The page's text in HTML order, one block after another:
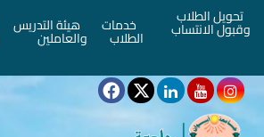
تحويل الطلاب
وقبول الانتساب خدمات
الطلاب
هيئة التدريس
والعاملين